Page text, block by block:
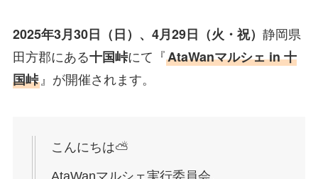
2025年3月 30日（日）、 4月 29日（火・祝） 静岡県
田方郡にある十国峠にて『AtaWanマルシェin十
国峠』が開催されます。
こんにちは⛅️
AtaWanマルシェ実行委員会、